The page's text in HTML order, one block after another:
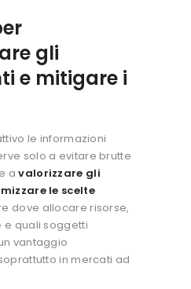
gli
e mitigare i
le informazioni
solo a evitare brutte
avalorizzare gli
le scelte
dove allocare risorse,
e quali soggetti
vantaggio
in mercati ad